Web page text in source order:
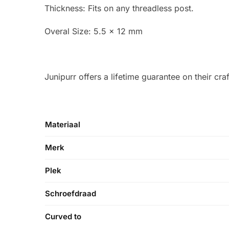
Thickness: Fits on any threadless post.
Overal Size: 5.5 x 12 mm
Junipurr offers a lifetime guarantee on their
Materiaal
Merk
Plek
Schroefdraad
Curved to